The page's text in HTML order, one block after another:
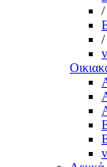
/
/